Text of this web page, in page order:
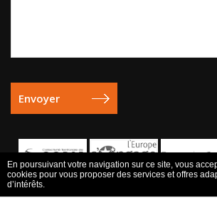
En poursuivant votre navigation sur ce site, vous
cookies pour vous proposer des services et offres
d’intérêts.Mentions légales - Copyright © 2006-